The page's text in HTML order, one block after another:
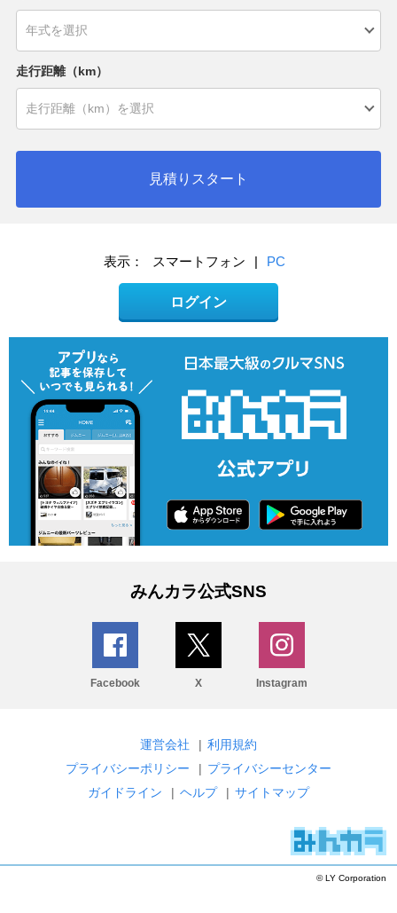
走行距離（km）
見積りスタート
表示： スマートフォン | PC
ログイン
みんカラ公式SNS
Facebook X Instagram
運営会社 | 利用規約
プライバシーポリシー
| プライバシーセンター
ガイドライン
| ヘルプ | サイトマップ
© LY Corporation